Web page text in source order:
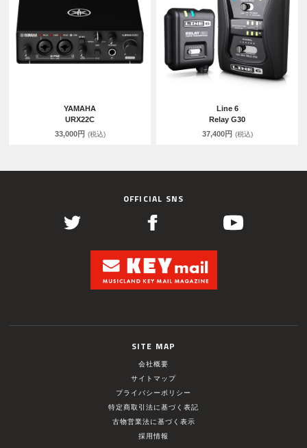
YAMAHA
URX22C
33,000円 (税込)
Line 6
Relay G30
37,400円 (税込)
OFFICIAL SNS
SITE MAP
会社概要
サイトマップ
プライバシーポリシー
特定商取引法に基づく表記
古物営業法に基づく表示
採用情報